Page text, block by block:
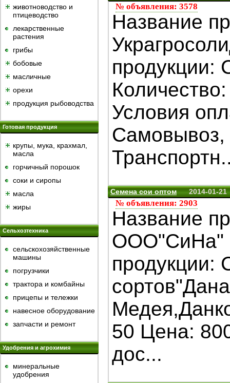
животноводство и
птицеводство
лекарственные
растения
грибы
бобовые
масличные
орехи
продукция рыбоводства
Готовая продукция
крупы, мука, крахмал,
масла
горчичный порошок
cоки и сиропы
масла
жиры
Сельхозтехника
сельскохозяйственные
машины
погрузчики
трактора и комбайны
прицепы и тележки
навесное оборудование
запчасти и ремонт
Удобрения и агрохимия
минеральные
удобрения
№ объявления: 3578
Название
продукции:
Условия
Самовывоз,
№ объявления: 2903
Семена сои оптом 2014-01-21
Название
ООО"СиНа"
продукции:
50 Цена:
дос...